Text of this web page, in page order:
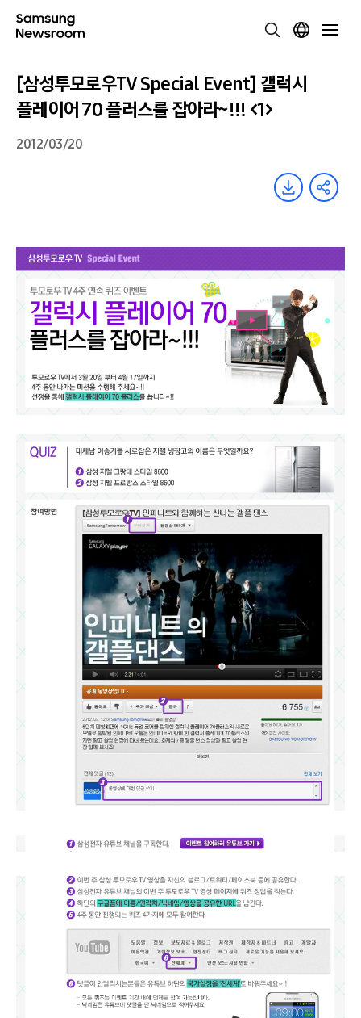
[삼성투모로우TV Special Event] 갤럭시
플레이어 70 플러스를 잡아라~!!! <1>
2012/03/20